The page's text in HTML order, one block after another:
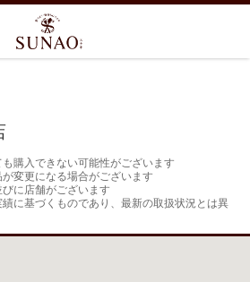
購入できない可能性がございます
変更になる場合がございます
に店舗がございます
に基づくものであり、最新の取扱状況とは異